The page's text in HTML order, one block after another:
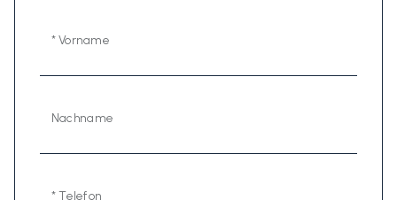
* Vorname
Nachname
* Telefon